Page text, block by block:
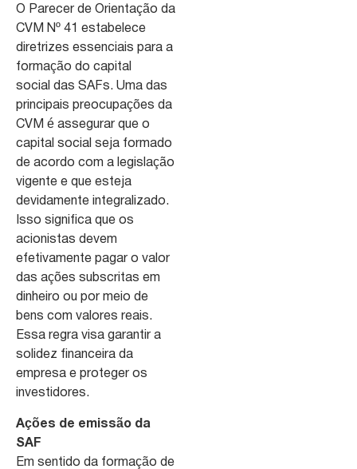
O Parecer de Orientação da
CVM Nº 41 estabelece
diretrizes essenciais para a
formação do capital
social das SAFs. Uma das
principais preocupações da
CVM é assegurar que o
capital social seja formado
de acordo com a legislação
vigente e que esteja
devidamente integralizado.
Isso significa que os
acionistas devem
efetivamente pagar o valor
das ações subscritas em
dinheiro ou por meio de
bens com valores reais.
Essa regra visa garantir a
solidez financeira da
empresa e proteger os
investidores.
Ações de emissão da
SAF
Em sentido da formação de